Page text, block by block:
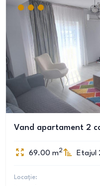
Vand apartament 2
69.00 m2 Etajul
Locație: